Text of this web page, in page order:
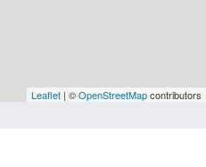
Leaflet | ©OpenStreetMapcontributors